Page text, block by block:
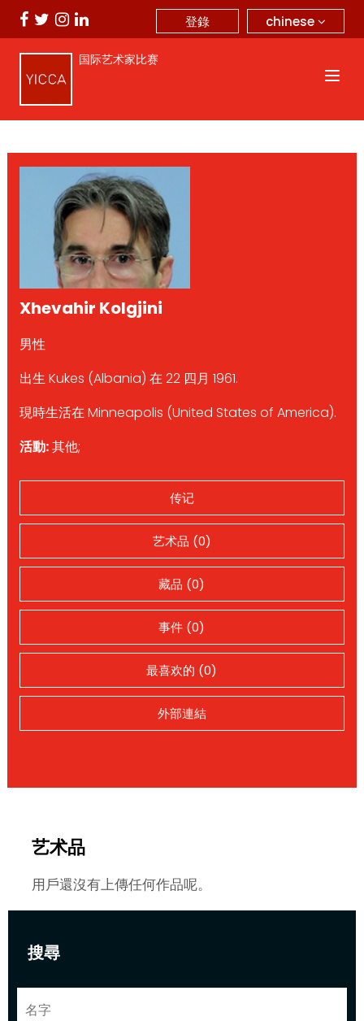
chinese
登錄
国际艺术家比赛
搜尋
Xhevahir Kolgjini
男性
出生 Kukes (Albania) 在 22 四月 1961.
現時生活在 Minneapolis (United States of America).
活動:其他;
传记
艺术品 (0)
藏品 (0)
事件 (0)
最喜欢的 (0)
外部連結
艺术品
用戶還沒有上傳任何作品呢。